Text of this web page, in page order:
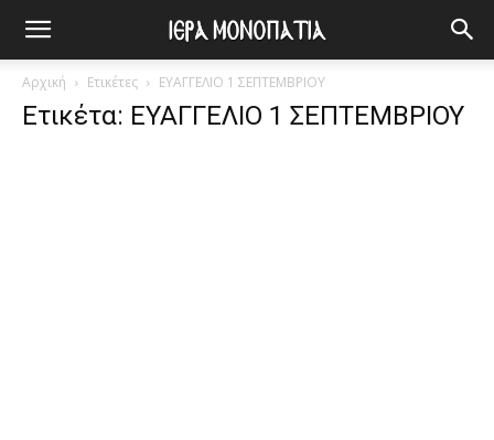
Αρχική Ετικέτες ΕΥΑΓΓΕΛΙΟ 1 ΣΕΠΤΕΜΒΡΙΟΥ
Ετικέτα: ΕΥΑΓΓΕΛΙΟ 1 ΣΕΠΤΕΜΒΡΙΟΥ